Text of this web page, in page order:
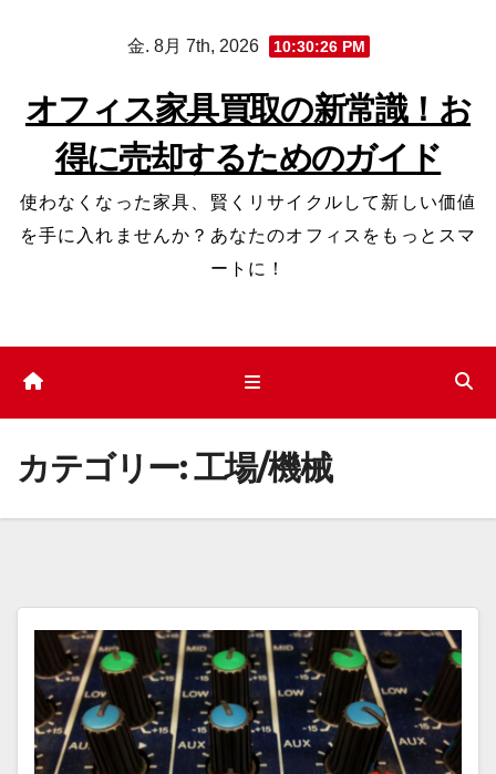
金. 8月 7th, 2026 10:30:27 PM
オフィス家具買取の新常識！お
得に売却するためのガイド
使わなくなった家具、賢くリサイクルして新しい価値
を手に入れませんか？あなたのオフィスをもっとスマ
ートに！
カテゴリー:工場/機械